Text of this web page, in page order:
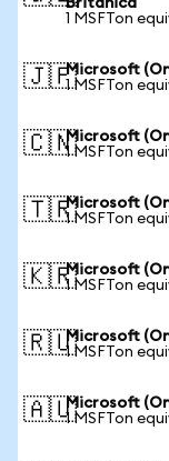
Británica
1 MSFTon
🇯🇵Microsoft
1 MSFTon
🇨🇳Microsoft
1 MSFTon
🇹🇷Microsoft
1 MSFTon
🇰🇷Microsoft
1 MSFTon
🇷🇺Microsoft
1 MSFTon
🇦🇺Microsoft
1 MSFTon